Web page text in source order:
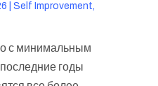
Self Improvement,
с минимальным
годы